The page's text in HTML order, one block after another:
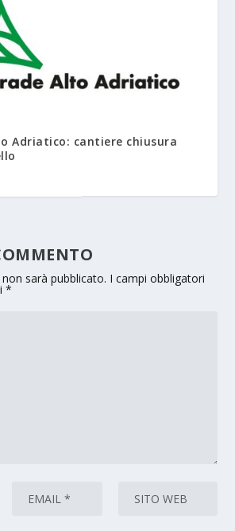
Adriatico: cantiere chiusura
sarà pubblicato. I campi obbligatori
*